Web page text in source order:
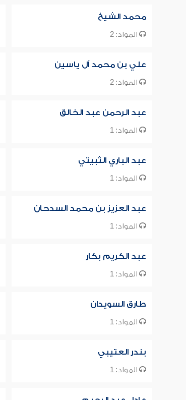
محمد الشيخ
المواد: 2
علي بن محمد آل ياسين
المواد: 2
عبد الرحمن عبد الخالق
المواد: 1
عبد الباري الثبيتي
المواد: 1
عبد العزيز بن محمد السدحان
المواد: 1
عبد الكريم بكار
المواد: 1
طارق السويدان
المواد: 1
بندر العتيبي
المواد: 1